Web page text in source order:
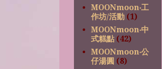
MOONmoon‧工
作坊/活動 (1)
MOONmoon‧中
式糕點 (42)
MOONmoon‧公
仔湯圓 (8)